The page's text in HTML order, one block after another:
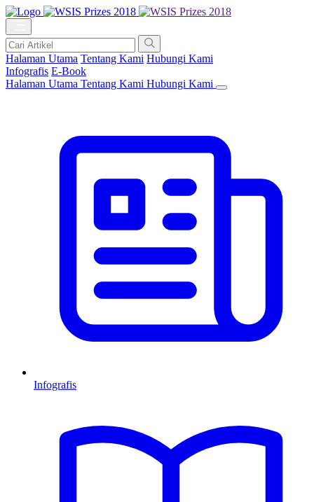
Halaman Utama Tentang Kami Hubungi Kami
Infografis E-Book
Halaman Utama Tentang Kami Hubungi Kami
Infografis